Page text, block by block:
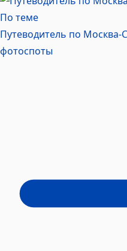
По теме
Путеводитель по Москва-
фотоспоты